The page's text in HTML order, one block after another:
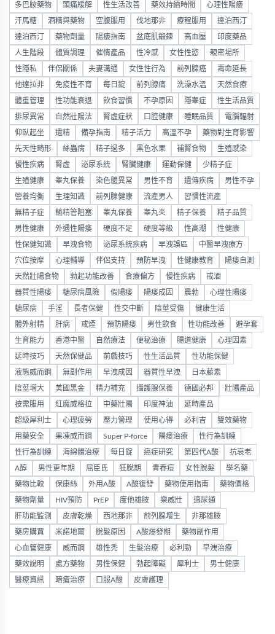
多巴胺藥物 頭痛緩解 性生活改善 藥效持續時間 心理性陽痿
汗馬糖 酒精與藥物 空腹服用 伐地那非 療程服用 達泊西汀
達泊西汀 藥物劑量 陽痿指南 盆底肌鍛鍊 高血壓 印度藥品
人生階段 體質調理 催情產品 性冷感 女性性慾 親密場所
性隱私 伴侶關係 夫妻溝通 女性性行為 前列腺癌 壽命延長
他達拉非 免疫性不育 每日錠 前列腺痛 洗澡水溫 天然食療
體重管理 性功能衰退 飲食習慣 不孕原因 隱睾症 性生活品質
排尿異常 自然壯陽法 腎虛症狀 口腔健康 睡眠品質 電腦輻射
仰臥起坐 遺精 備孕指南 精子活力 高溫不孕 藥物對生育影響
先天性畸形 絲蟲病 精子過多 黑色水果 補腎食物 生殖感染
慢性疾病 腎虛 泌尿系統 腎臟健康 運動保健 少精子症
生殖健康 睾丸保養 染色體異常 男性不育 遺傳疾病 男性不孕
營養均衡 生理知識 前列腺健康 流產男人 習慣性流產
無精子症 輸精管阻塞 睾丸保養 睾丸炎 精子保養 精子品質
男性健康 外遇性陽痿 硬度不足 硬度等級 性高潮 性健康
性保健知識 早洩食物 泌尿系統疾病 早洩誤區 中醫早洩療方
穴位按摩 心理輔導 伴侶支持 預防早洩 性健康教育 陽痿自測
天然壯陽食物 勃起功能改善 食療偏方 慢性疾病 戒酒
器質性陽痿 糖尿病風險 假陽痿 陽痿成因 晨勃 心理性陽痿
糖尿病 手淫 長者保健 性交中斷 陰莖受傷 健康生活
體外射精 肝病 戒煙 預防陽痿 男性飲食 性功能改善 避孕套
生育能力 香港中醫 自然療法 便秘治療 腸道健康 心理因素
延時技巧 天然保健品 前戲技巧 性生活品質 性功能保健
液態威而鋼 無副作用 早洩成因 器質性早洩 日本藤素
陰莖增大 美國黑金 精力補充 攝護腺保養 德國必邦 壯陽產品
按需服用 紅魔威格拉 中藥壯陽 印度神油 延時產品
超級犀利士 心理疲勞 壓力管理 使用心得 必利吉 雙效藥物
用藥安全 果凍威而鋼 Super P-force 陽痿治療 性行為訓練
性行為訓練 海綿體治療 每日錠 癌症研究 第四代A酸 抗衰老
A醇 男性更年期 屈臣氏 狂脫期 青春痘 女性脫髮 學名藥
藥物比較 保康絲 外用A酸 A酸復發 藥物使用指南 藥物價格
藥物劑量 HIV預防 PrEP 度他雄胺 樂威壯 適尿通
肝功能監測 皮膚乾燥 西地那非 前列腺增生 非那雄胺
藥房購買 米諾地爾 脫髮原因 A酸爆發期 藥物副作用
心血管健康 威而鋼 雄性禿 生髮治療 必利勁 早洩治療
藥效說明 處方藥物 男性保健 勃起障礙 犀利士 男士健康
醫療資訊 暗瘡治療 口服A酸 皮膚護理